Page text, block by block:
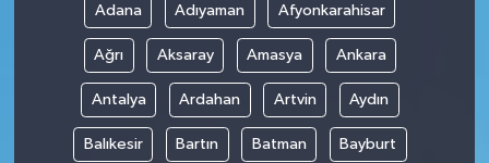
Adana Adıyaman Afyonkarahisar
Ağrı Aksaray Amasya Ankara
Antalya Ardahan Artvin Aydın
Balıkesir Bartın Batman Bayburt